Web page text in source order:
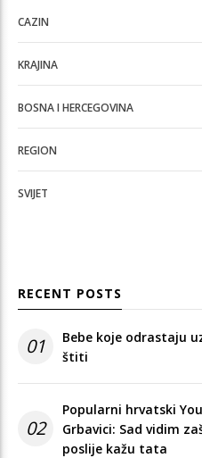
CAZIN
KRAJINA
BOSNA I HERCEGOVINA
REGION
SVIJET
RECENT POSTS
01
Bebe koje odrastaju
štiti
02
Popularni hrvatski
Grbavici: Sad vidim
poslije kažu tata